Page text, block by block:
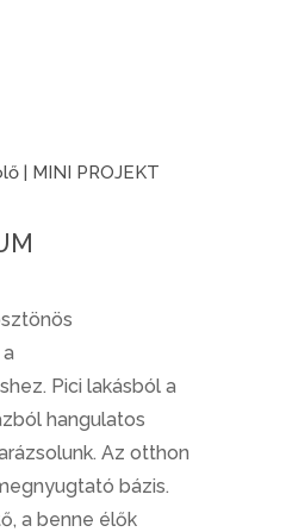
| MINI PROJEKT
Pici lakásból a
hangulatos
Az otthon
bázis.
a benne élők